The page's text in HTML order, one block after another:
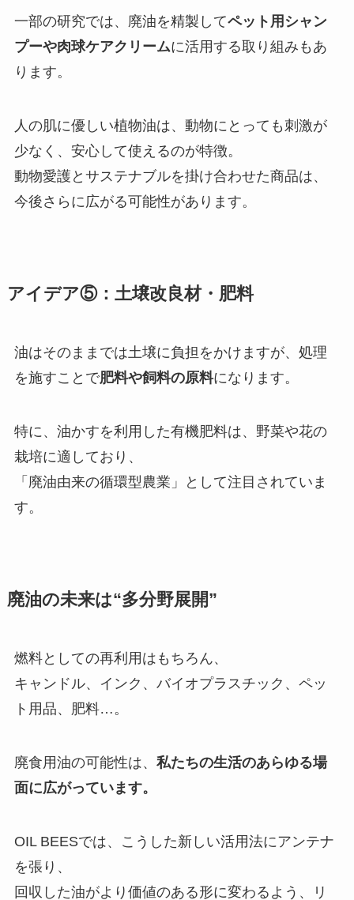
一部の研究では、廃油を精製してペット用シャン
プーや肉球ケアクリームに活用する取り組みもあ
ります。
人の肌に優しい植物油は、動物にとっても刺激が
少なく、安心して使えるのが特徴。
動物愛護とサステナブルを掛け合わせた商品は、
今後さらに広がる可能性があります。
アイデア⑤：土壌改良材・肥料
油はそのままでは土壌に負担をかけますが、処理
を施すことで肥料や飼料の原料になります。
特に、油かすを利用した有機肥料は、野菜や花の
栽培に適しており、
「廃油由来の循環型農業」として注目されていま
す。
廃油の未来は“多分野展開”
燃料としての再利用はもちろん、
キャンドル、インク、バイオプラスチック、ペッ
ト用品、肥料…。
廃食用油の可能性は、 私たちの生活のあらゆる場
面に広がっています。
OIL BEESでは、こうした新しい活用法にアンテナ
を張り、
回収した油がより価値のある形に変わるよう、リ